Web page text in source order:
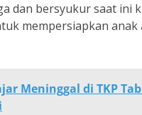
dan bersyukur saat ini
mempersiapkan
Meninggal di TKP